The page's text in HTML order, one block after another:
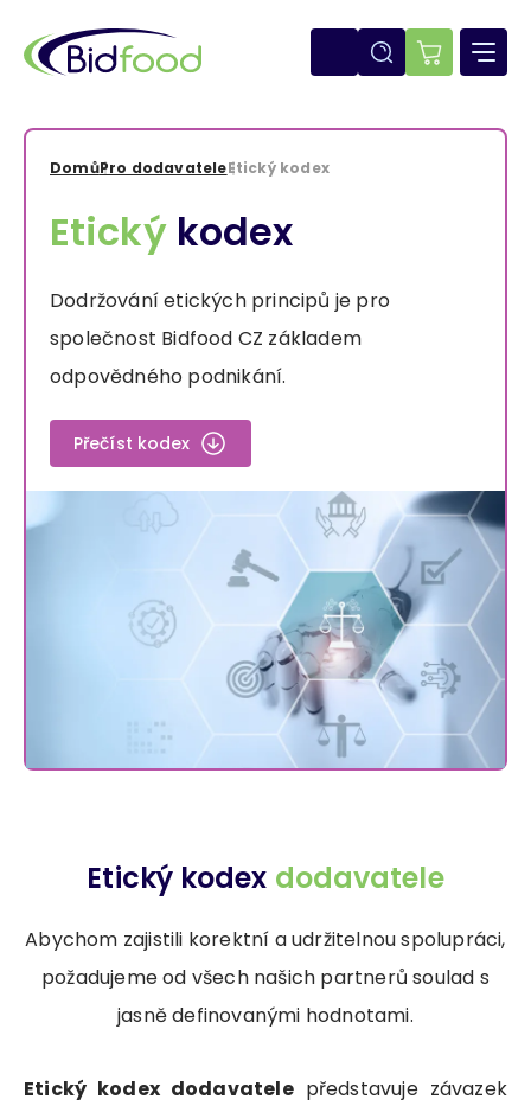
hlavnímu
obsahu
E-
navigace
DomůPro dodavateleEtický kodex
Etickýkodex
Dodržování etických principů je pro
společnost Bidfood CZ základem
odpovědného podnikání.
Přečíst kodex
Etický kodex dodavatele
Abychom zajistili korektní a udržitelnou spolupráci,
požadujeme od všech našich partnerů soulad s
jasně definovanými hodnotami.
Etický kodex dodavatelepředstavuje závazek